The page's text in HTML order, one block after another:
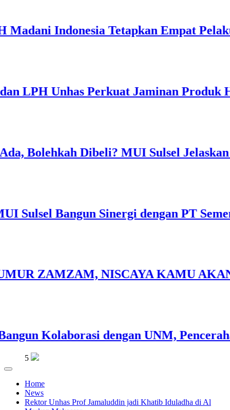
Indonesia Tetapkan Empat Pelaku
Unhas Perkuat Jaminan Produk
Bolehkah Dibeli? MUI Sulsel Jelaskan
Bangun Sinergi dengan PT Semen
ZAMZAM, NISCAYA KAMU AKAN
Kolaborasi dengan UNM,
Home
News
Rektor Unhas Prof Jamaluddin jadi Khatib Iduladha di Al
News